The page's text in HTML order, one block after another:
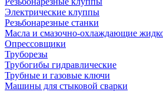
Электрические клуппы
Резьбонарезные станки
Масла и смазочно-охлаждающие
Опрессовщики
Труборезы
Трубогибы гидравлические
Трубные и газовые ключи
Машины для стыковой сварки